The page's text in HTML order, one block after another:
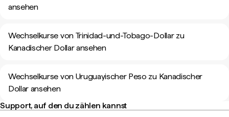
ansehen
Wechselkurse von Trinidad-und-Tobago-Dollar zu
Kanadischer Dollar ansehen
Wechselkurse von Uruguayischer Peso zu Kanadischer
Dollar ansehen
Support, auf den du zählen kannst